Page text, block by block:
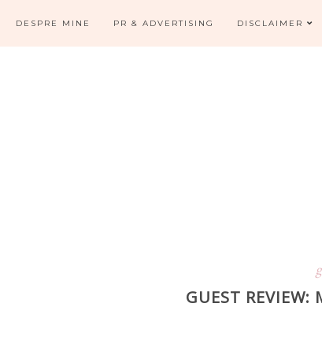
DESPRE MINE PR & ADVERTISING DISCLAIMER
GUEST REVIEW: